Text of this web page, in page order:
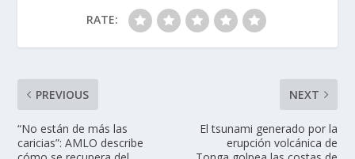
RATE:
PREVIOUS
“No están de más las
caricias”: AMLO describe
NEXT
El tsunami generado por la
erupción volcánica de